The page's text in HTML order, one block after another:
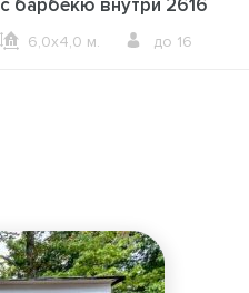
6,0х4,0 м. до 16